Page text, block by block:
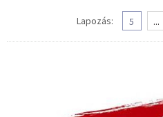
Lapozás: 5 ...